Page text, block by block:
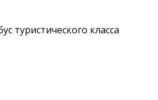
туристического класса